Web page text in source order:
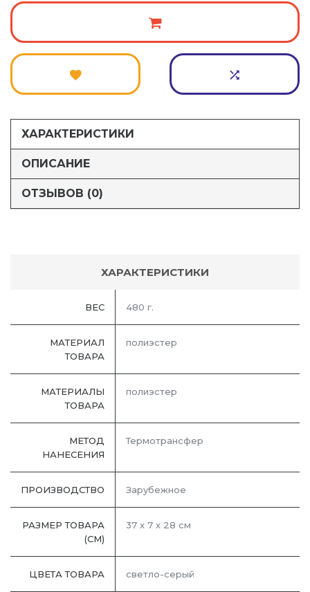
ХАРАКТЕРИСТИКИ
ОПИСАНИЕ
ОТЗЫВОВ (0)
ХАРАКТЕРИСТИКИ
ВЕС 480 г.
МАТЕРИАЛ
ТОВАРА
полиэстер
МАТЕРИАЛЫ
ТОВАРА
полиэстер
МЕТОД
НАНЕСЕНИЯ
Термотрансфер
ПРОИЗВОДСТВО Зарубежное
РАЗМЕР ТОВАРА
(СМ)
37 х 7 х 28 см
ЦВЕТА ТОВАРА светло-серый